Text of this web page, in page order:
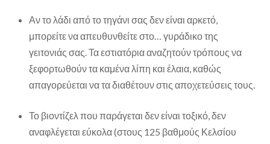
Αν το λάδι από το τηγάνι σας δεν είναι αρκετό,
μπορείτε να απευθυνθείτε στο… γυράδικο της
γειτονιάς σας. Τα εστιατόρια αναζητούν τρόπους να
ξεφορτωθούν τα καμένα λίπη και έλαια, καθώς
απαγορεύεται να τα διαθέτουν στις αποχετεύσεις τους.
Το βιοντίζελ που παράγεται δεν είναι τοξικό, δεν
αναφλέγεται εύκολα (στους 125 βαθμούς Κελσίου